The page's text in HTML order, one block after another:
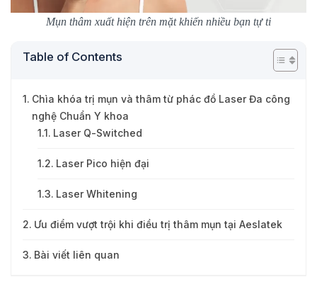
Mụn thâm xuất hiện trên mặt khiến nhiều bạn tự ti
Table of Contents
Chìa khóa trị mụn và thâm từ phác đồ Laser Đa công
nghệ Chuẩn Y khoa
Laser Q-Switched
Laser Pico hiện đại
Laser Whitening
Ưu điểm vượt trội khi điều trị thâm mụn tại Aeslatek
Bài viết liên quan